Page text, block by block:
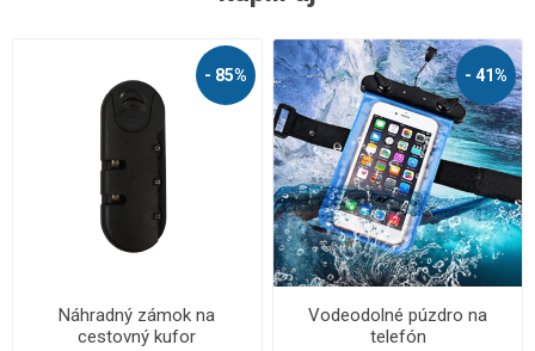
- 85%
Náhradný zámok na
cestovný kufor
- 41%
Vodeodolné púzdro na
telefón